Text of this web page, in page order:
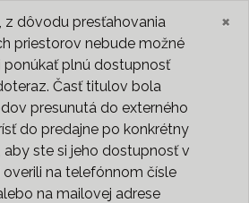
z dôvodu presťahovania
priestorov nebude možné
ponúkať plnú dostupnosť
Časť titulov bola
presunutá do externého
do predajne po konkrétny
ste si jeho dostupnosť v
overili na telefónnom čísle
na mailovej adrese
×